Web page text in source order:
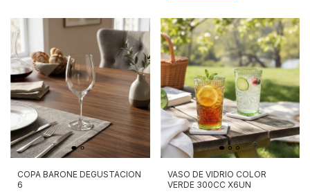
COPA BARONE DEGUSTACION
6
VASO DE VIDRIO COLOR
VERDE 300CC X6UN